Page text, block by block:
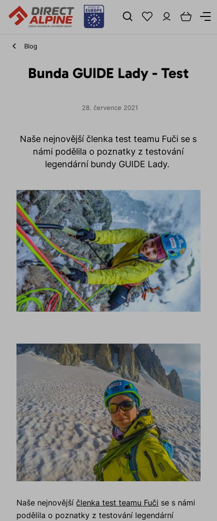
Blog
Bunda GUIDE Lady - Test
28. července 2021
Naše nejnovější členka test teamu Fuči se s
námi podělila o poznatky z testování
legendární bundy GUIDE Lady.
Naše nejnovějšíčlenka test teamu Fuči se s námi
podělila o poznatky z testování legendární